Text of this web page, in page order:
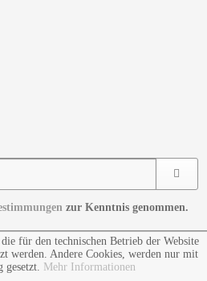
zur Kenntnis genommen.
für den technischen Betrieb der Website
werden. Andere Cookies, werden nur mit
gesetzt. Mehr Informationen